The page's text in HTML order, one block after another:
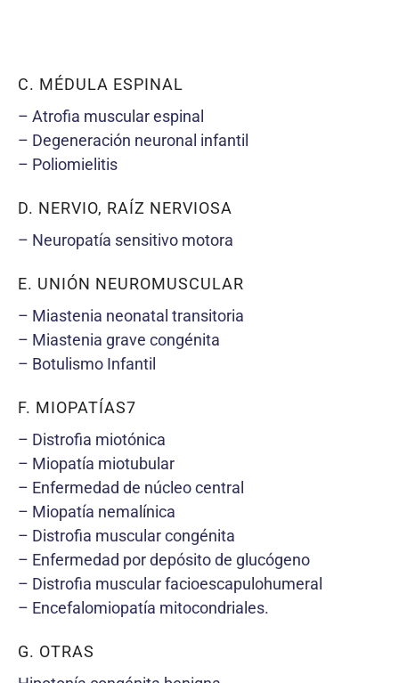
C. MÉDULA ESPINAL
– Atrofia muscular espinal
– Degeneración neuronal infantil
– Poliomielitis
D. NERVIO, RAÍZ NERVIOSA
– Neuropatía sensitivo motora
E. UNIÓN NEUROMUSCULAR
– Miastenia neonatal transitoria
– Miastenia grave congénita
– Botulismo Infantil
F. MIOPATÍAS7
– Distrofia miotónica
– Miopatía miotubular
– Enfermedad de núcleo central
– Miopatía nemalínica
– Distrofia muscular congénita
– Enfermedad por depósito de glucógeno
– Distrofia muscular facioescapulohumeral
– Encefalomiopatía mitocondriales.
G. OTRAS